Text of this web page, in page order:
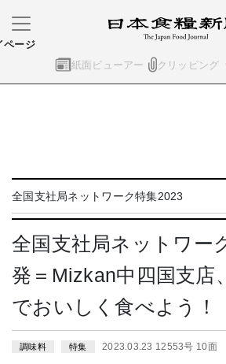
紙面ビューアー クリッピング
ページ
全国支社局ネットワーク特集2023
全国支社局ネットワー
発＝Mizkan中四国支店
でおいしく食べよう！
調味料 特集 2023.03.23 12553号 10面